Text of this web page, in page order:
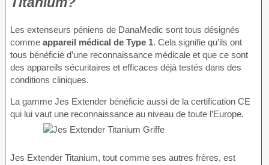
Les extenseurs péniens de DanaMedic sont tous désignés
comme appareil médical de Type 1. Cela signifie qu’ils ont
tous bénéficié d’une reconnaissance médicale et que ce sont
des appareils sécuritaires et efficaces déjà testés dans des
conditions cliniques.
La gamme Jes Extender bénéficie aussi de la certification CE
qui lui vaut une reconnaissance au niveau de toute l’Europe.
Jes Extender Titanium, tout comme ses autres frères, est